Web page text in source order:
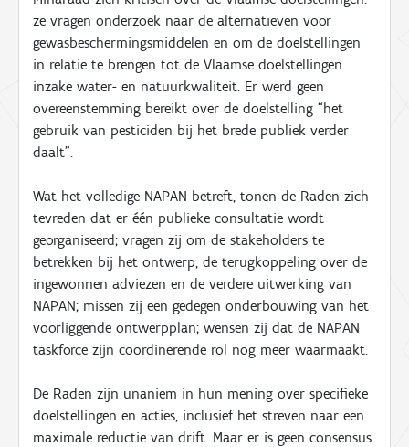
ze vragen onderzoek naar de alternatieven voor
gewasbeschermingsmiddelen en om de doelstellingen
in relatie te brengen tot de Vlaamse doelstellingen
inzake water- en natuurkwaliteit. Er werd geen
overeenstemming bereikt over de doelstelling “het
gebruik van pesticiden bij het brede publiek verder
daalt”.
Wat het volledige NAPAN betreft, tonen de Raden zich
tevreden dat er één publieke consultatie wordt
georganiseerd; vragen zij om de stakeholders te
betrekken bij het ontwerp, de terugkoppeling over de
ingewonnen adviezen en de verdere uitwerking van
NAPAN; missen zij een gedegen onderbouwing van het
voorliggende ontwerpplan; wensen zij dat de NAPAN
taskforce zijn coördinerende rol nog meer waarmaakt.
De Raden zijn unaniem in hun mening over specifieke
doelstellingen en acties, inclusief het streven naar een
maximale reductie van drift. Maar er is geen consensus